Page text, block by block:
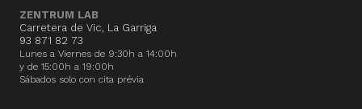
ZENTRUM LAB
Carretera de Vic, La Garriga
93 871 82 73
Lunes a Viernes de 9:30h a 14:00h
y de 15:00h a 19:00h
Sábados solo con cita prévia